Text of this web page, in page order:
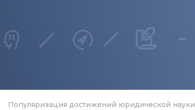
Популяризация достижений юридической науки